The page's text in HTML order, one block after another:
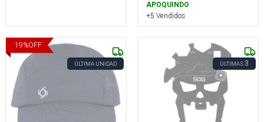
APOQUINDO
+5 Vendidos
19%OFF
ÚLTIMA UNIDAD ÚLTIMAS3